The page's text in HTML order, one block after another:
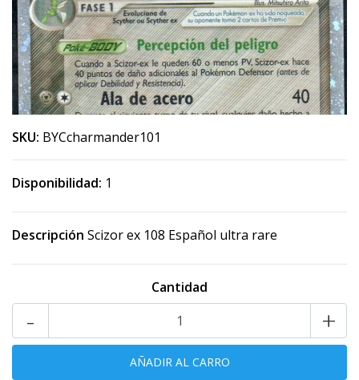
SKU: BYCcharmander101
Disponibilidad: 1
Descripción Scizor ex 108 Español ultra rare
Cantidad
+
-